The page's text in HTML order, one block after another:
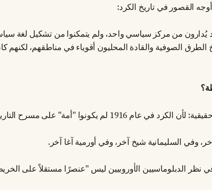
القصور في تاريخ الكرد:
يُدارون من مركز سياسي واحد، ولم يتمكنوا من تشكيل لغة
الصوفية والقادة المحليون أقوياء في مناطقهم، لكنهم
إجابة هذا السؤال مؤلمة لكنها حقيقية: لأن الكرد في عام 1916 لم يكونوا "أمة" على
وفي السليمانية شيخ آخر، وفي أورمية آغا آخر.
نظر الدبلوماسيين الأوروبيين ليس "عنصرًا مستقلاً على